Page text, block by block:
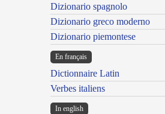
Dizionario spagnolo
Dizionario greco moderno
Dizionario piemontese
En français
Dictionnaire Latin
Verbes italiens
In english